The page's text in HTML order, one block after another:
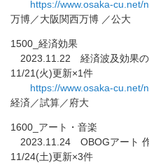
https://www.osaka-cu.net/
万博／大阪関西万博 ／公大
1500_経済効果
2023.11.22 経済波及効果
11/21(火)更新×1件
https://www.osaka-cu.net/
経済／試算／府大
1600_アート・音楽
2023.11.24 OBOG
11/24(土)更新×3件